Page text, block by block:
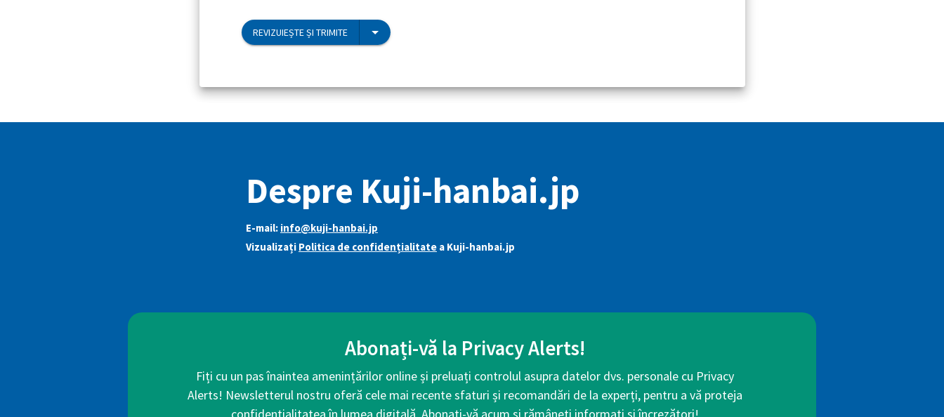
REVIZUIEȘTE ȘI TRIMITE
Despre Kuji-hanbai.jp
E-mail: info@kuji-hanbai.jp
Vizualizați Politica de confidențialitate a Kuji-hanbai.jp
Abonați-vă la Privacy Alerts!
Fiți cu un pas înaintea amenințărilor online și preluați controlul asupra datelor dvs. personale cu Privacy
Alerts! Newsletterul nostru oferă cele mai recente sfaturi și recomandări de la experți, pentru a vă proteja